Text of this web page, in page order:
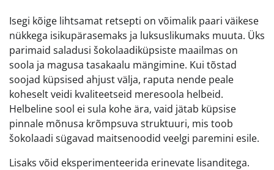
Isegi kõige lihtsamat retsepti on võimalik paari väikese
nükkega isikupärasemaks ja luksuslikumaks muuta. Üks
parimaid saladusi šokolaadiküpsiste maailmas on
soola ja magusa tasakaalu mängimine. Kui tõstad
soojad küpsised ahjust välja, raputa nende peale
koheselt veidi kvaliteetseid meresoola helbeid.
Helbeline sool ei sula kohe ära, vaid jätab küpsise
pinnale mõnusa krõmpsuva struktuuri, mis toob
šokolaadi sügavad maitsenoodid veelgi paremini esile.
Lisaks võid eksperimenteerida erinevate lisanditega.